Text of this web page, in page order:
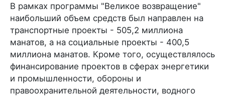
В рамках программы "Великое возвращение"
наибольший объем средств был направлен на
транспортные проекты - 505,2 миллиона
манатов, а на социальные проекты - 400,5
миллиона манатов. Кроме того, осуществлялось
финансирование проектов в сферах энергетики
и промышленности, обороны и
правоохранительной деятельности, водного